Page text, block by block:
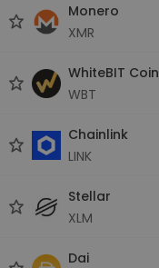
Monero
XMR
WhiteBIT Coin
WBT
Chainlink
LINK
Stellar
XLM
Dai